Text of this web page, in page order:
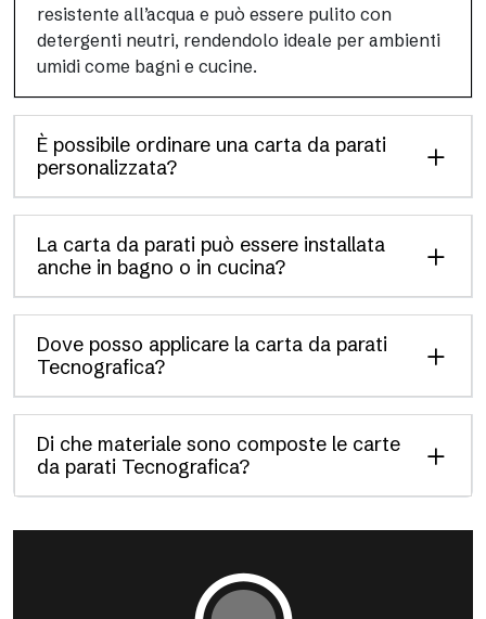
resistente all’acqua e può essere pulito con
detergenti neutri, rendendolo ideale per ambienti
umidi come bagni e cucine.
È possibile ordinare una carta da parati
personalizzata?
La carta da parati può essere installata
anche in bagno o in cucina?
Dove posso applicare la carta da parati
Tecnografica?
Di che materiale sono composte le carte
da parati Tecnografica?